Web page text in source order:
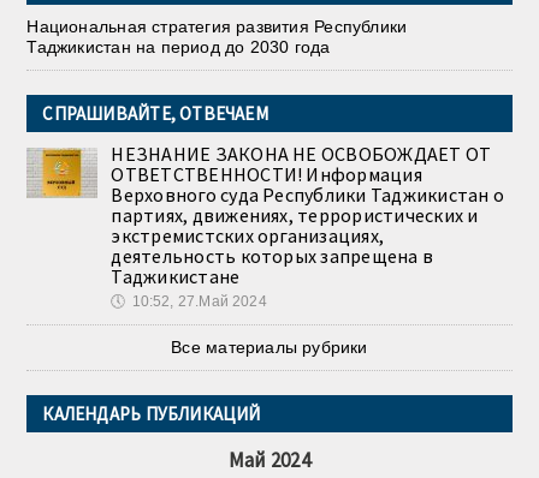
Национальная стратегия развития Республики
Таджикистан на период до 2030 года
СПРАШИВАЙТЕ, ОТВЕЧАЕМ
НЕЗНАНИЕ ЗАКОНА НЕ ОСВОБОЖДАЕТ ОТ
ОТВЕТСТВЕННОСТИ! Информация
Верховного суда Республики Таджикистан о
партиях, движениях, террористических и
экстремистских организациях,
деятельность которых запрещена в
Таджикистане
🕔 10:52, 27.Май 2024
Все материалы рубрики
КАЛЕНДАРЬ ПУБЛИКАЦИЙ
Май 2024